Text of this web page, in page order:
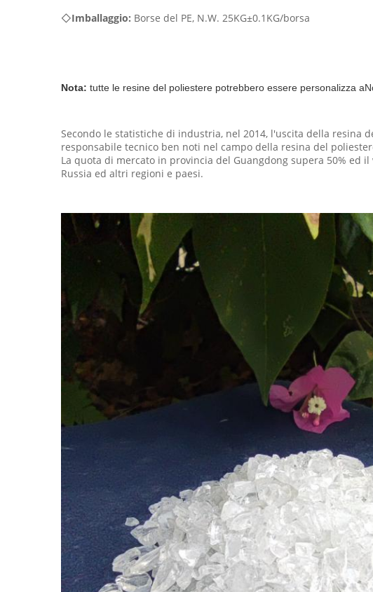
◇Imballaggio: Borse del PE, N.W. 25KG±0.1KG/borsa
Nota: tutte le resine del poliestere potrebbero essere personalizza
Secondo le statistiche di industria, nel 2014, l'uscita della resina
responsabile tecnico ben noti nel campo della resina del
La quota di mercato in provincia del Guangdong supera 50% ed
Russia ed altri regioni e paesi.